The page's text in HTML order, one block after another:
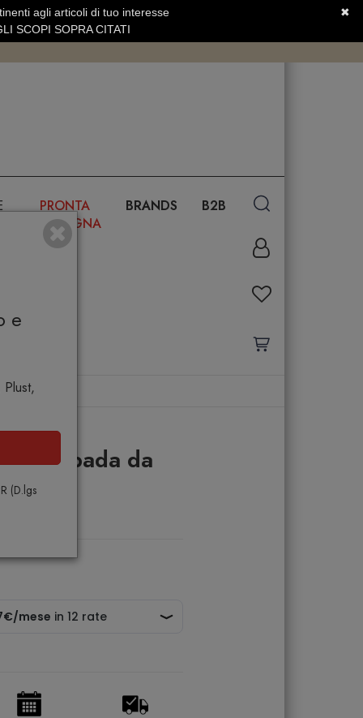
e
(D.lgs
SERVIZIO CLIENTI +39.0773.470.562
PRONTA
CONSEGNA
BRANDS B2B
tavolo
lampada da
✖
agli articoli di tuo interesse
SCOPI SOPRA CITATI